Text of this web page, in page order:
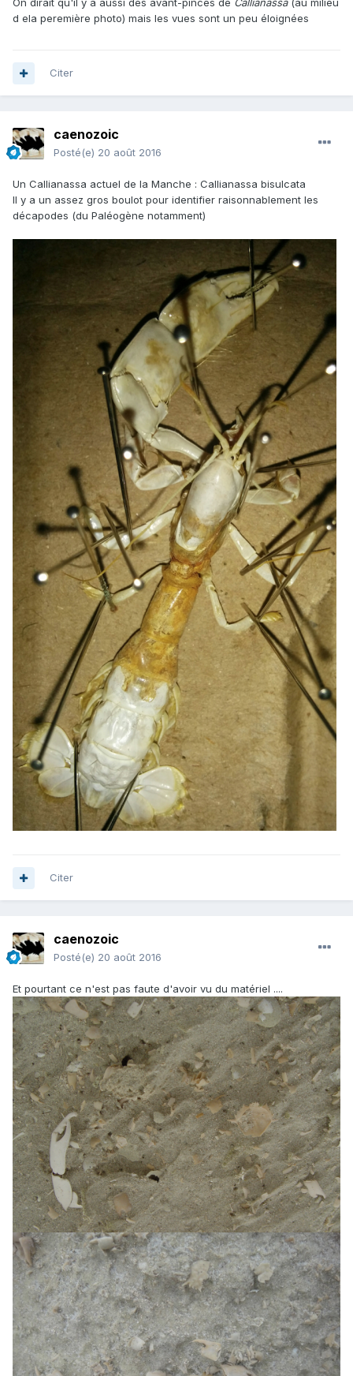
On dirait qu'il y a aussi des avant-pinces de Callianassa(au milieu
d ela peremière photo) mais les vues sont un peu éloignées
Citer
caenozoic
Posté(e) 20 août 2016
Un Callianassa actuel de la Manche : Callianassa bisulcata
Il y a un assez gros boulot pour identifier raisonnablement les
décapodes (du Paléogène notamment)
Citer
caenozoic
Posté(e) 20 août 2016
Et pourtant ce n'est pas faute d'avoir vu du matériel ....